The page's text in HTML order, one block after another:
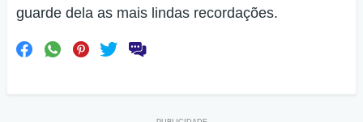
guarde dela as mais lindas recordações.